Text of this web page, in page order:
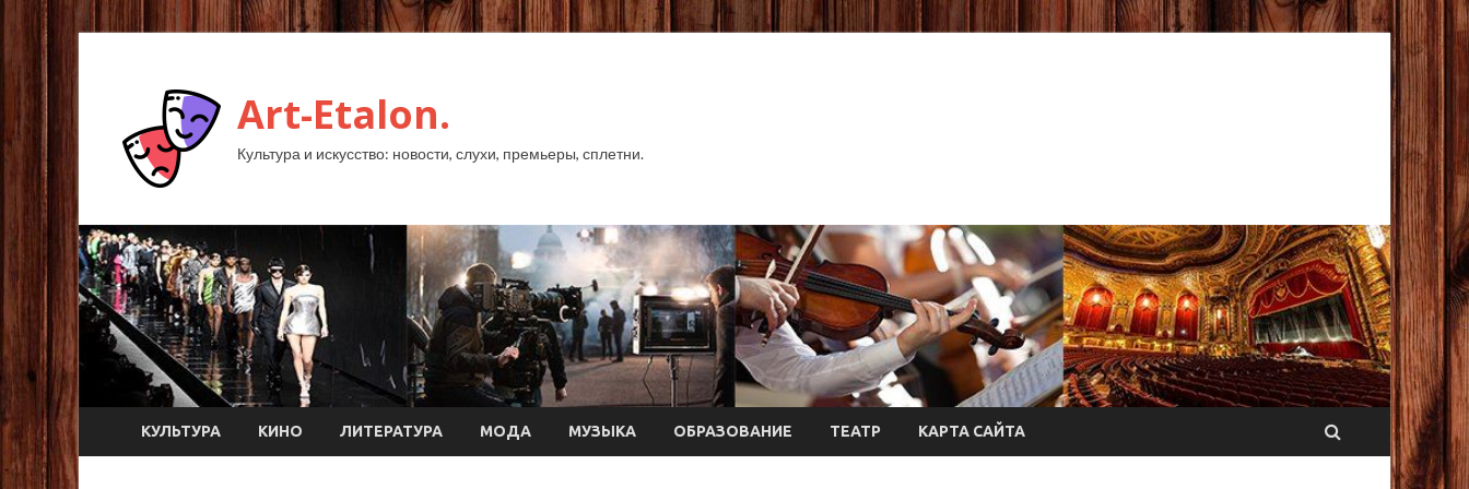
Art-Etalon.
Культура и искусство: новости, слухи, премьеры, сплетни.
КУЛЬТУРА КИНО ЛИТЕРАТУРА МОДА МУЗЫКА ОБРАЗОВАНИЕ ТЕАТР КАРТА САЙТА